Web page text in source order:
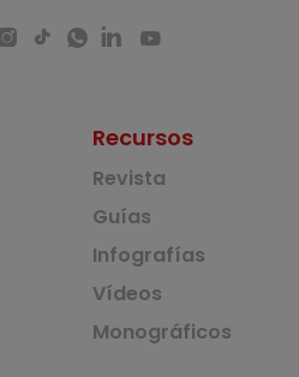
Recursos
Revista
Guías
Infografías
Vídeos
Monográficos